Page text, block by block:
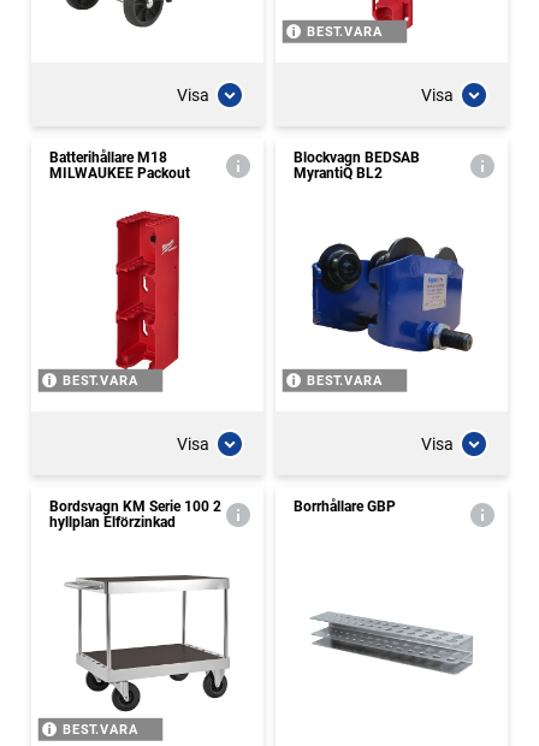
Visa
BEST.VARA
Visa
Batterihållare M18
MILWAUKEE Packout
BEST.VARA
Visa
Blockvagn BEDSAB
MyrantiQ BL2
BEST.VARA
Visa
Bordsvagn KM Serie 100 2
hyllplan Elförzinkad
BEST.VARA
Borrhållare GBP